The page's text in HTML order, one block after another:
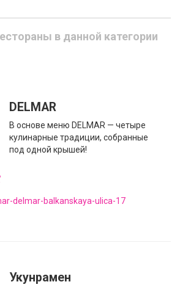
в данной категории
DELMAR
В основе меню DELMAR — четыре
кулинарные традиции, собранные
под одной крышей!
delmar-balkanskaya-ulica-17
Укунрамен